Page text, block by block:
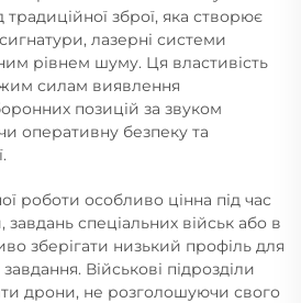
традиційної зброї, яка створює
лазерні системи
рівнем шуму. Ця властивість
силам виявлення
позицій за звуком
оперативну безпеку та
роботи особливо цінна під час
спеціальних військ або в
зберігати низький профіль для
Військові підрозділи
дрони, не розголошуючи свого